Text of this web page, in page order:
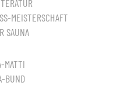
MEISTERSCHAFT
SAUNA
MATTI
BUND